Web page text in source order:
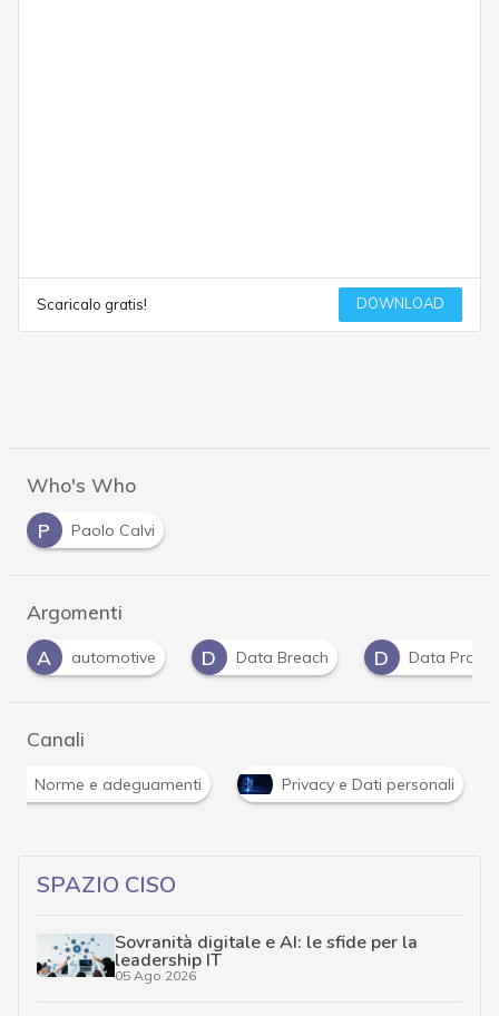
Scaricalo gratis! DOWNLOAD
Who's Who
P
Paolo Calvi
Argomenti
D
Data Breach D Data Protection D dati
Canali
Norme e adeguamenti Privacy e Dati personali
SPAZIO CISO
Sovranità digitale e AI: le sfide per la
leadership IT
05 Ago 2026